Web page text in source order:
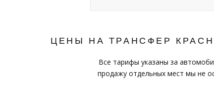
ЦЕНЫ НА ТРАНСФЕР
Все тарифы указаны за
продажу отдельных мест мы не